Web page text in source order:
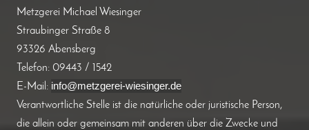
Metzgerei Michael Wiesinger
Straubinger Straße 8
93326 Abensberg
Telefon: 09443 / 1542
E-Mail: info@metzgerei-wiesinger.de
Verantwortliche Stelle ist die natürliche oder juristische Person,
die allein oder gemeinsam mit anderen über die Zwecke und